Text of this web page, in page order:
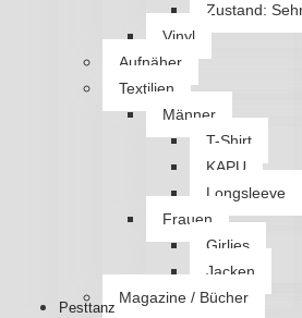
Zustand:
Vinyl
Aufnäher
Textilien
Männer
T-Shirt
KAPU
Longsleeve
Frauen
Girlies
Jacken
Magazine / Bücher
Pesttanz